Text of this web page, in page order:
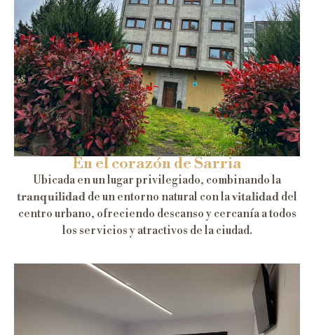
En el corazón de Sarria
Ubicada en un lugar privilegiado, combinando la
tranquilidad de un entorno natural con lavitalidad del
centro urbano, ofreciendo descanso y cercanía a todos
los servicios y atractivos de la ciudad.